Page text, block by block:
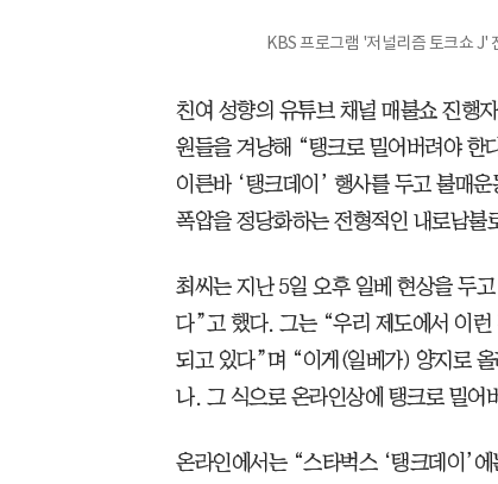
KBS 프로그램 '저널리즘 토크쇼 J'
친여 성향의 유튜브 채널 매불쇼 진행
원들을 겨냥해 “탱크로 밀어버려야 한
이른바 ‘탱크데이’ 행사를 두고 불매
폭압을 정당화하는 전형적인 내로남불
최씨는 지난 5일 오후 일베 현상을 두
다”고 했다. 그는 “우리 제도에서 이
되고 있다”며 “이게(일베가) 양지로
나. 그 식으로 온라인상에 탱크로 밀어
온라인에서는 “스타벅스 ‘탱크데이’